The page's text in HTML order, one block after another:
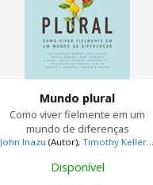
Mundo plural
Como viver fielmente em um
mundo de diferenças
John Inazu (Autor),Timothy Keller
Disponível